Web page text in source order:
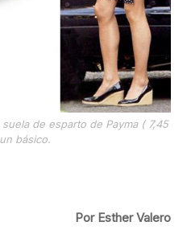
de esparto de Payma ( 7,45
básico.
Por Esther Valero